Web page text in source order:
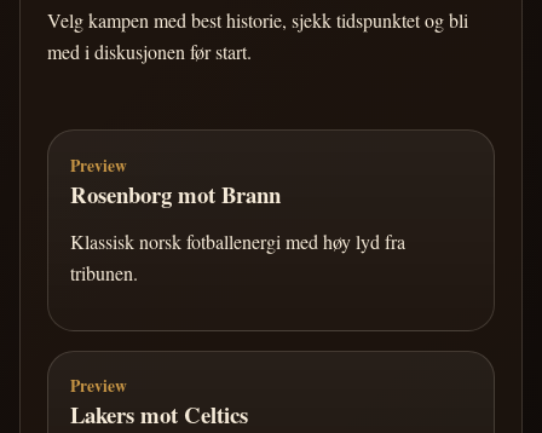
Velg kampen med best historie, sjekk tidspunktet og bli
med i diskusjonen før start.
Preview
Rosenborg mot Brann
Klassisk norsk fotballenergi med høy lyd fra
tribunen.
Preview
Lakers mot Celtics